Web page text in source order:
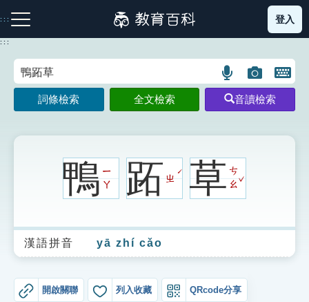
到
主
:::
注音索引圖示 筆畫索引圖示 部首索引表圖示
生字詞彙表
成語故事
登入
:::
語
言
搜
示
圖
片
搜
開
鍵
圖
詞條檢索 全文檢索 音讀檢索
鴨ㄧ
ㄚ
跖ㄓ
ˊ 草ㄘ
ㄠ
ˇ
漢語拼音 yā zhí cǎo
開啟關聯 列入收藏 QRcode分享